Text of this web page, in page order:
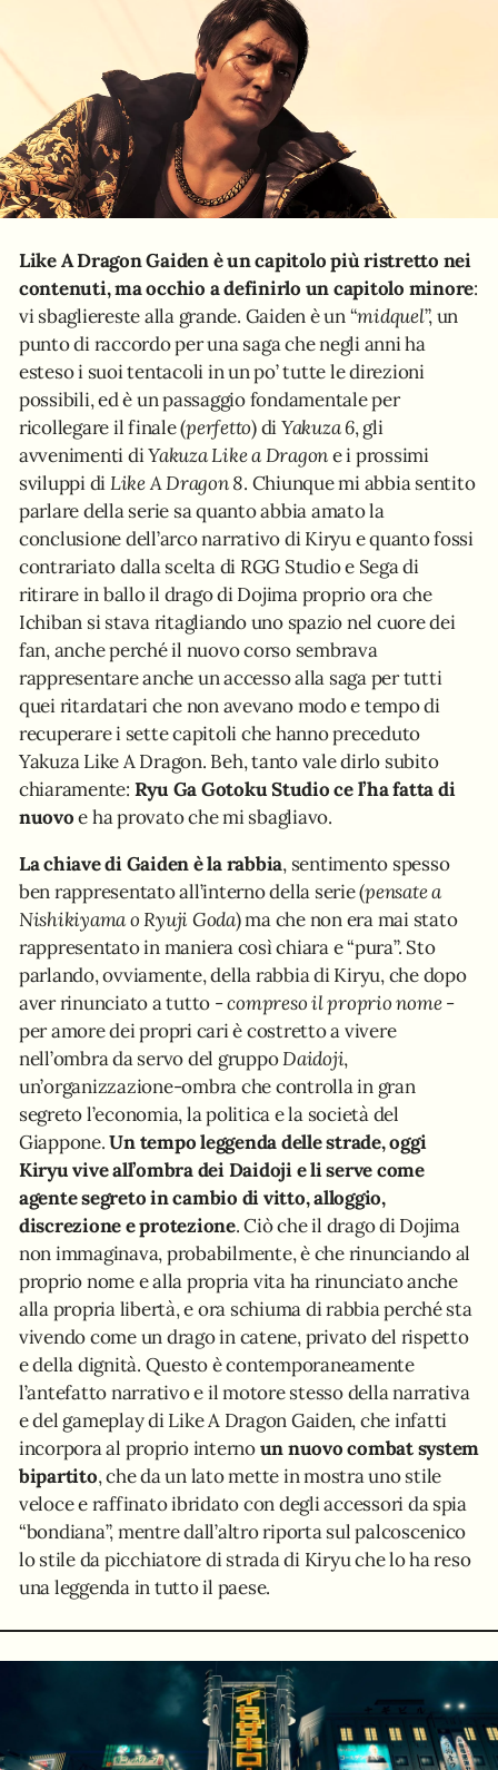
Like A Dragon Gaiden è un capitolo più ristretto nei
contenuti, ma occhio a definirlo un capitolo minore:
vi sbagliereste alla grande. Gaiden è un “midquel”, un
punto di raccordo per una saga che negli anni ha
esteso i suoi tentacoli in un po’ tutte le direzioni
possibili, ed è un passaggio fondamentale per
ricollegare il finale (perfetto) diYakuza 6, gli
avvenimenti diYakuza Like a Dragone i prossimi
sviluppi diLike A Dragon 8. Chiunque mi abbia sentito
parlare della serie sa quanto abbia amato la
conclusione dell’arco narrativo di Kiryu e quanto fossi
contrariato dalla scelta di RGG Studio e Sega di
ritirare in ballo il drago di Dojima proprio ora che
Ichiban si stava ritagliando uno spazio nel cuore dei
fan, anche perché il nuovo corso sembrava
rappresentare anche un accesso alla saga per tutti
quei ritardatari che non avevano modo e tempo di
recuperare i sette capitoli che hanno preceduto
Yakuza Like A Dragon. Beh, tanto vale dirlo subito
chiaramente: Ryu Ga Gotoku Studio ce l’ha fatta di
nuovoe ha provato che mi sbagliavo.
La chiave di Gaiden è la rabbia, sentimento spesso
ben rappresentato all’interno della serie (pensate a
Nishikiyama o Ryuji Goda) ma che non era mai stato
rappresentato in maniera così chiara e “pura”. Sto
parlando, ovviamente, della rabbia di Kiryu, che dopo
aver rinunciato a tutto -compreso il proprio nome-
per amore dei propri cari è costretto a vivere
nell’ombra da servo del gruppoDaidoji,
un’organizzazione-ombra che controlla in gran
segreto l’economia, la politica e la società del
Giappone.Un tempo leggenda delle strade, oggi
Kiryu vive all’ombra dei Daidoji e li serve come
agente segreto in cambio di vitto, alloggio,
discrezione e protezione. Ciò che il drago di Dojima
non immaginava, probabilmente, è che rinunciando al
proprio nome e alla propria vita ha rinunciato anche
alla propria libertà, e ora schiuma di rabbia perché sta
vivendo come un drago in catene, privato del rispetto
e della dignità. Questo è contemporaneamente
l’antefatto narrativo e il motore stesso della narrativa
e del gameplay di Like A Dragon Gaiden, che infatti
incorpora al proprio internoun nuovo combat system
bipartito, che da un lato mette in mostra uno stile
veloce e raffinato ibridato con degli accessori da spia
“bondiana”, mentre dall’altro riporta sul palcoscenico
lo stile da picchiatore di strada di Kiryu che lo ha reso
una leggenda in tutto il paese.